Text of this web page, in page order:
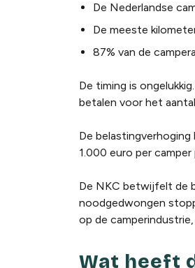
De Nederlandse
De meeste
87% van de
De timing is
betalen voor het
De belastingverhoging
1.000 euro per camper
De NKC betwijfelt de
noodgedwongen
op de
Wat heeft